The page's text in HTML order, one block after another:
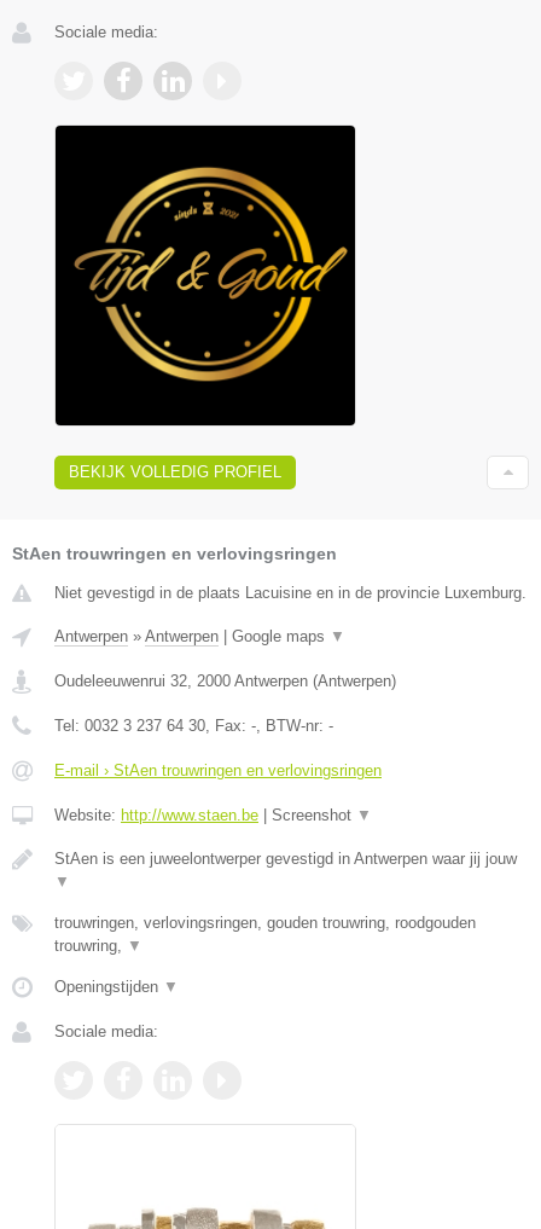
Sociale media:
BEKIJK VOLLEDIG PROFIEL
StAen trouwringen en verlovingsringen
Niet gevestigd in de plaats Lacuisine en in de provincie Luxemburg.
Antwerpen » Antwerpen | Google maps ▼
Oudeleeuwenrui 32 2000 Antwerpen (Antwerpen)
Tel: 0032 3 237 64 30 , Fax: - , BTW-nr: -
E-mail › StAen trouwringen en verlovingsringen
Website: http://www.staen.be | Screenshot ▼
StAen is een juweelontwerper gevestigd in Antwerpen waar jij jouw
▼
trouwringen, verlovingsringen, gouden trouwring, roodgouden
trouwring,
▼
Openingstijden ▼
Sociale media: